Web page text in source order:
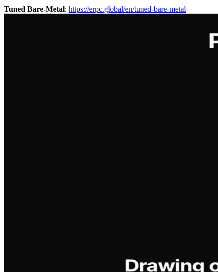
Tuned Bare-Metal: https://erpc.global/en/tuned-bare-metal